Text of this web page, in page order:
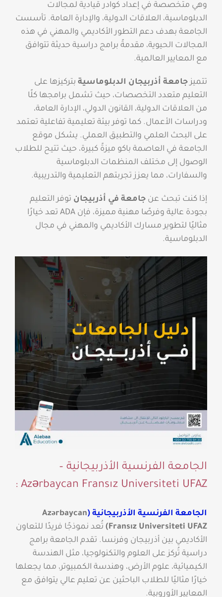
وهي متخصصة في إعداد كوادر قيادية لمجالات
الدبلوماسية، العلاقات الدولية، والإدارة العامة. تأسست
الجامعة بهدف دعم التطور الأكاديمي والمهني في هذه
المجالات الحيوية، مقدمةً برامج دراسية حديثة تتوافق
مع المعايير العالمية.
تتميز جامعة أذربيجان الدبلوماسيةبتركيزها على
التعليم متعدد التخصصات، حيث تشمل برامجها كلًا
من العلاقات الدولية، القانون الدولي، الإدارة العامة،
ودراسات الأعمال. كما توفر بيئة تعليمية تفاعلية تعتمد
على البحث العلمي والتطبيق العملي. يشكل موقع
الجامعة في العاصمة باكو ميزةً كبيرة، حيث تتيح للطلاب
الوصول إلى مختلف المنظمات الدبلوماسية
والسفارات، مما يعزز تجربتهم التعليمية والتدريبية.
إذا كنت تبحث عن جامعة في أذربيجان توفر التعليم
بجودة عالية وفرصًا مهنية مميزة، فإن ADA تعد خيارًا
مثاليًا لتطوير مسارك الأكاديمي والمهني في مجال
الدبلوماسية.
الجامعة الفرنسية الأذربيجانية –
Azərbaycan Fransız Universiteti UFAZ ‏:
الجامعة الفرنسية الأذربيجانية (Azərbaycan
Fransız Universiteti UFAZ
)تُعد نموذجًا فريدًا للتعاون
الأكاديمي بين أذربيجان وفرنسا. تقدم الجامعة برامج
دراسية تُركز على العلوم والتكنولوجيا، مثل الهندسة
الكيميائية، علوم الأرض، وهندسة الكمبيوتر، مما يجعلها
خيارًا مثاليًا للطلاب الباحثين عن تعليم عالي يتوافق مع
المعايير الأوروبية.